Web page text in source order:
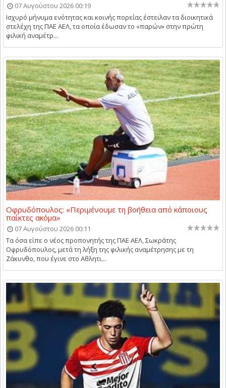
07 Αυγούστου 2026 00:19
Ισχυρό μήνυμα ενότητας και κοινής πορείας έστειλαν τα διοικητικά
στελέχη της ΠΑΕ ΑΕΛ, τα οποία έδωσαν το «παρών» στην πρώτη
φιλική αναμέτρ...
Οφρυδόπουλος: «Περιμένουμε τη βοήθεια από κάποιους
παίκτες ακόμα»
07 Αυγούστου 2026 00:11
Τα όσα είπε ο νέος προπονητής της ΠΑΕ ΑΕΛ, Σωκράτης
Οφρυδόπουλος, μετά τη λήξη της φιλικής αναμέτρησης με τη
Ζάκυνθο, που έγινε στο Αθλητι...